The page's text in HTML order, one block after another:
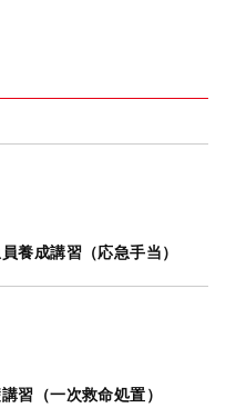
養成講習（応急手当）
習（一次救命処置）